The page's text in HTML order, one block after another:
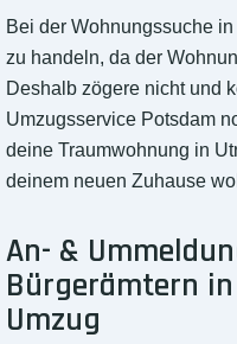
Bei der Wohnungssuche
zu handeln, da der
Deshalb zögere nicht und
Umzugsservice Potsdam
deine Traumwohnung in
deinem neuen Zuhause
An- &
Bürgerämtern
Umzug